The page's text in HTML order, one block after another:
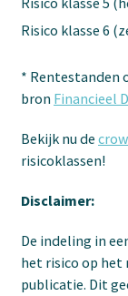
Risico klasse 6
* Rentestanden
bron Financieel
Bekijk nu de
risicoklassen!
Disclaimer:
De indeling in
het risico op
publicatie. Dit